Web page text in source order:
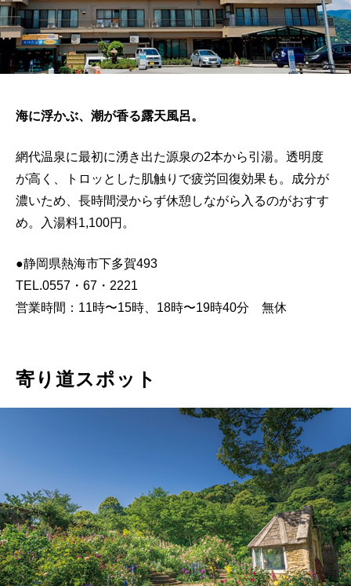
海に浮かぶ、潮が香る露天風呂。
網代温泉に最初に湧き出た源泉の2本から引湯。透明度
が高く、トロッとした肌触りで疲労回復効果も。成分が
濃いため、長時間浸からず休憩しながら入るのがおすす
め。入湯料1,100円。
●静岡県熱海市下多賀493
TEL.0557・67・2221
営業時間：11時〜15時、18時〜19時40分 無休
寄り道スポット